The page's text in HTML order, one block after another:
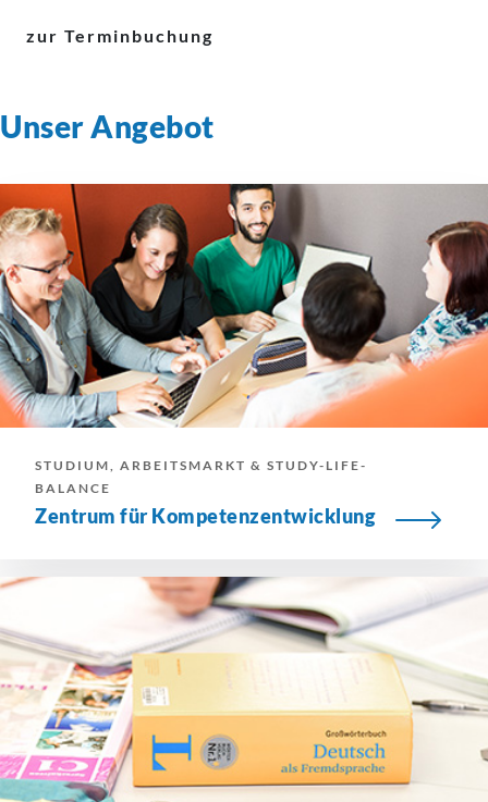
zur Terminbuchung
Unser Angebot
STUDIUM, ARBEITSMARKT & STUDY-LIFE-
BALANCE
Zentrum fürKompetenzentwicklung